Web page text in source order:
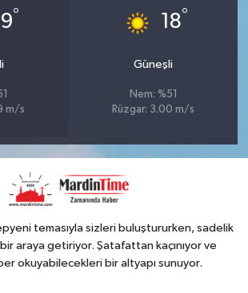
°
m/s
18°
Güneşli
Nem: %51
Rüzgar: 3.00 m/s
temasıyla sizleri buluştururken, sadelik
araya getiriyor. Şatafattan kaçınıyor ve
okuyabilecekleri bir altyapı sunuyor.